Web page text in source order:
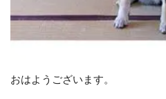
おはようございます。